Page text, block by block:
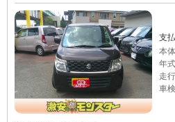
支
本
年式
走行
車検